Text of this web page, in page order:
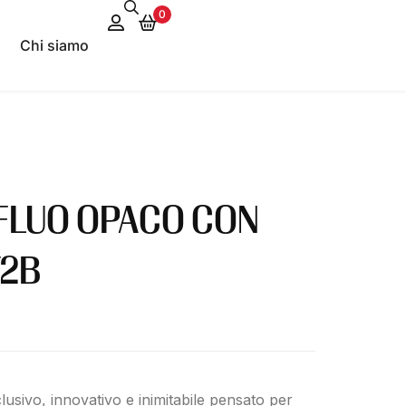
Chi siamo
0
OPACO CON
innovativo e inimitabile pensato per